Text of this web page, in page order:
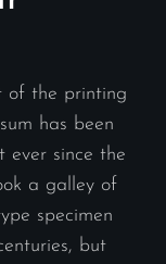
of the printing
has been
ever since the
a galley of
specimen
but